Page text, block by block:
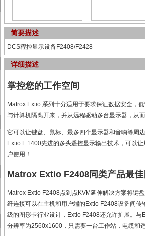
简要描述
DCS程控显示设备F2408/F2428
详细描述
掌控您的工作空间
Matrox Extio 系列十分适用于要求保证数据安全，
与计算机隔离开来，并从远程驱动多台显示器，从
它可以让键盘、鼠标、最多四个显示器和音响等周
Extio F 1400先进的多头遥控显示输出技术，可以
户使用！
Matrox Extio F2408同类产品最
Matrox Extio F2408点到点KVM延伸解决方案将键
纤连接可以在主机和用户端的Extio F2408设备间
级的图形卡行业设计，Extio F2408还允许扩展。
分辨率为2560x1600，只需要一台工作站，电缆和